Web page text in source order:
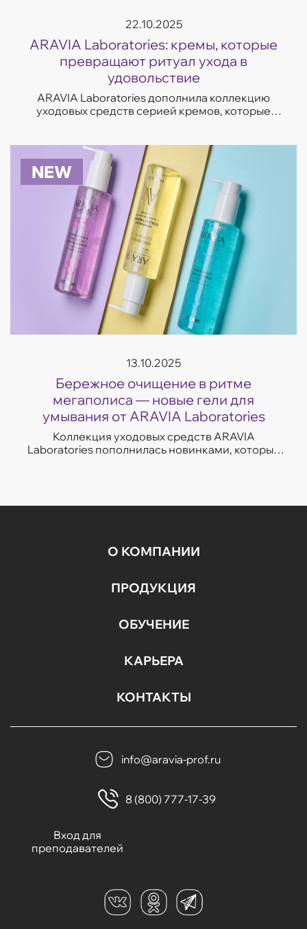
22.10.2025
ARAVIA Laboratories: кремы, которые
превращают ритуал ухода в
удовольствие
ARAVIA Laboratories дополнила коллекцию
уходовых средств серией кремов, которые
с несо...
NEW
13.10.2025
Бережное очищение в ритме
мегаполиса — новые гели для
умывания от ARAVIA Laboratories
Коллекция уходовых средств ARAVIA
Laboratories пополнилась новинками, которые
О КОМПАНИИ
ПРОДУКЦИЯ
ОБУЧЕНИЕ
КАРЬЕРА
КОНТАКТЫ
info@aravia-prof.ru
8 (800) 777-17-39
Вход для
преподавателей